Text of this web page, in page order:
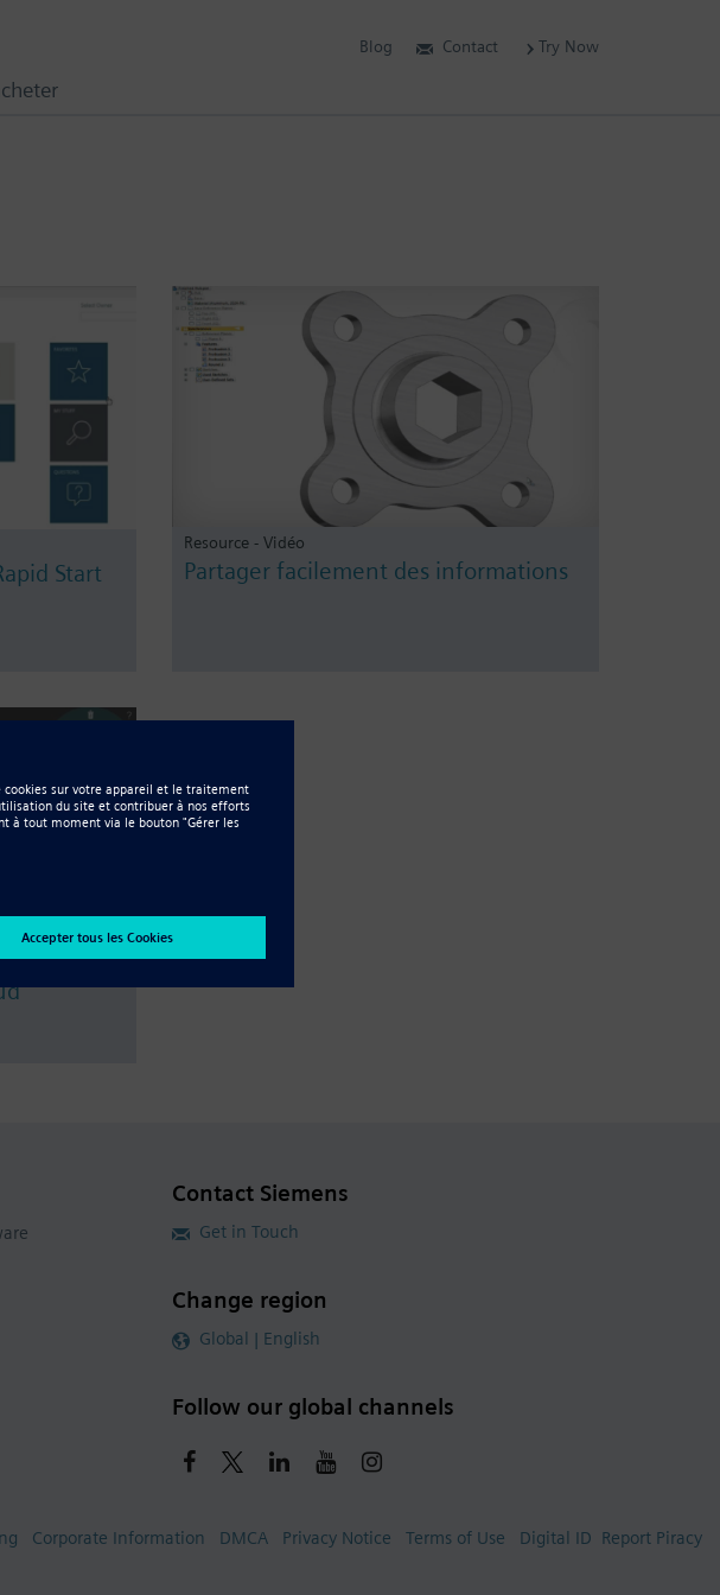
Start
Resource - Vidéo
Partager facilement des informations
Contact Siemens
Get in Touch
Change region
Global | English
Follow our global channels
Corporate Information DMCA Privacy Notice Terms of Use Digital ID Report Piracy
Blog Contact Try Now